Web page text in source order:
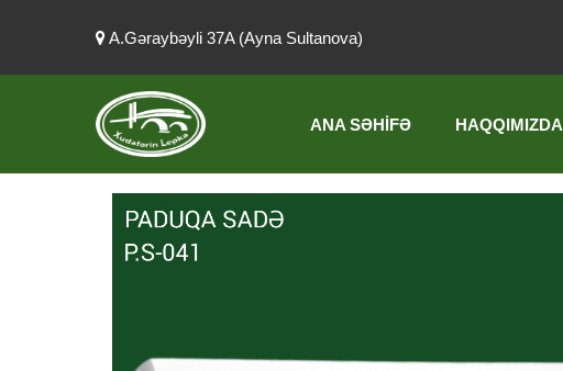
A.Gəraybəyli 37A (Ayna Sultanova)
ANA SƏHIFƏ HAQQIMIZDA